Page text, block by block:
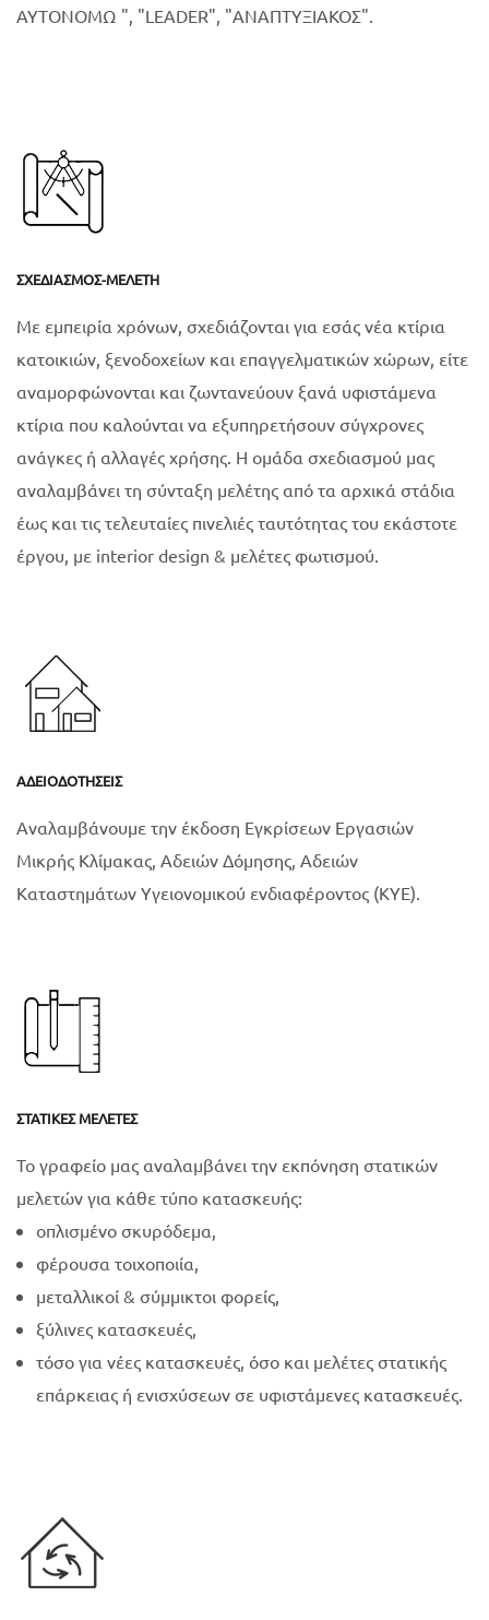
ΑΥΤΟΝΟΜΩ ", "LEADER", "ΑΝΑΠΤΥΞΙΑΚΟΣ".
ΣΧΕΔΙΑΣΜΌΣ-ΜΕΛΈΤΗ
Με εμπειρία χρόνων, σχεδιάζονται για εσάς νέα κτίρια
κατοικιών, ξενοδοχείων και επαγγελματικών χώρων, είτε
αναμορφώνονται και ζωντανεύουν ξανά υφιστάμενα
κτίρια που καλούνται να εξυπηρετήσουν σύγχρονες
ανάγκες ή αλλαγές χρήσης. Η ομάδα σχεδιασμού μας
αναλαμβάνει τη σύνταξη μελέτης από τα αρχικά στάδια
έως και τις τελευταίες πινελιές ταυτότητας του εκάστοτε
έργου, με interior design & μελέτες φωτισμού.
ΑΔΕΙΟΔΟΤΉΣΕΙΣ
Αναλαμβάνουμε την έκδοση Εγκρίσεων Εργασιών
Μικρής Κλίμακας, Αδειών Δόμησης, Αδειών
Καταστημάτων Υγειονομικού ενδιαφέροντος (ΚΥΕ).
ΣΤΑΤΙΚΈΣ ΜΕΛΈΤΕΣ
Το γραφείο μας αναλαμβάνει την εκπόνηση στατικών
μελετών για κάθε τύπο κατασκευής:
οπλισμένο σκυρόδεμα,
φέρουσα τοιχοποιία,
μεταλλικοί & σύμμικτοι φορείς,
ξύλινες κατασκευές,
τόσο για νέες κατασκευές, όσο και μελέτες στατικής
επάρκειας ή ενισχύσεων σε υφιστάμενες κατασκευές.